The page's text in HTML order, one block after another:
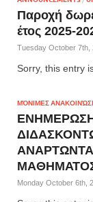
Παροχή
έτος 2025-
Tuesday October 7th,
Sorry, this entry
ΜΌΝΙΜΕΣ
Monday October 6th,